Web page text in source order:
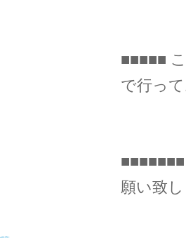
■■■■■
で行っ
願い致